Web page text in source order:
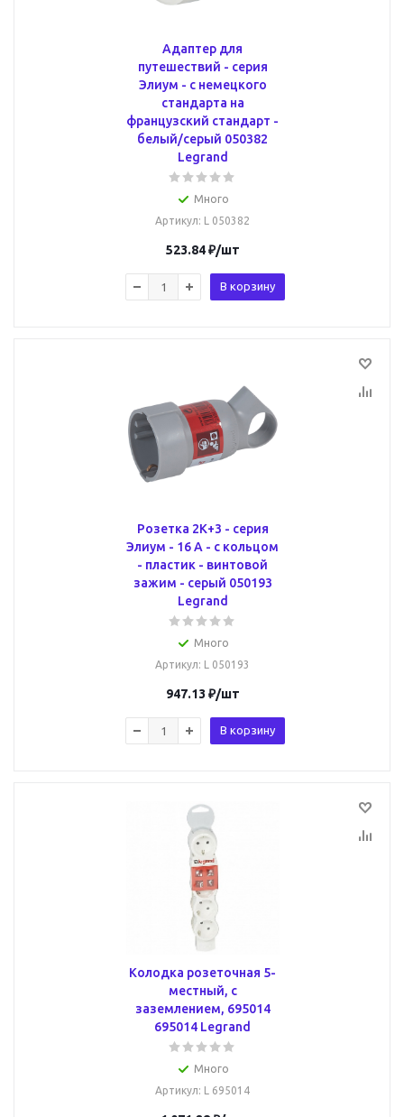
Адаптер для
путешествий - серия
Элиум - с немецкого
стандарта на
французский стандарт -
белый/серый 050382
Legrand
Много
Артикул: L 050382
523.84₽/шт
В корзину
Розетка 2К+3 - серия
Элиум - 16 А - с кольцом
- пластик - винтовой
зажим - серый 050193
Legrand
Много
Артикул: L 050193
947.13 ₽/шт
В корзину
Колодка розеточная 5-
местный, с
заземлением, 695014
695014 Legrand
Много
Артикул: L 695014